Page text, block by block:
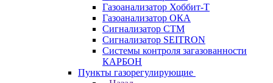
Газоанализатор Хоббит-Т
Газоанализатор ОКА
Сигнализатор СТМ
Сигнализатор SEITRON
Системы контроля загазованности
КАРБОН
Пункты газорегулирующие